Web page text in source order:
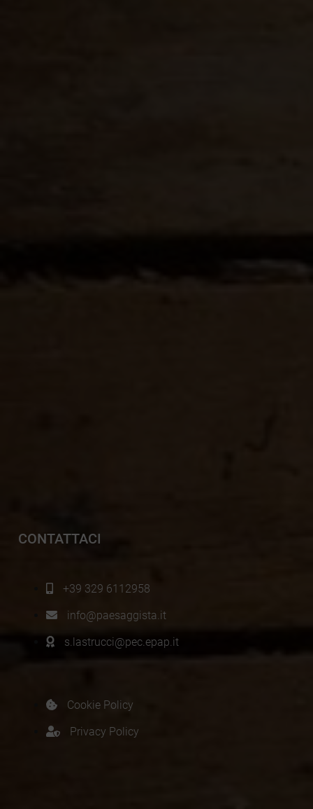
CONTATTACI
+39 329 6112958
info@paesaggista.it
s.lastrucci@pec.epap.it
Cookie Policy
Privacy Policy